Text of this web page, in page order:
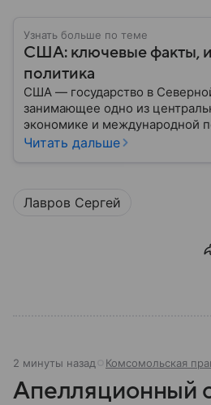
Узнать больше по теме
США: ключевые факты,
политика
США — государство в
занимающее одно из
экономике и международной
материале — основные
Читать дальше
Лавров Сергей
2 минуты назад Комсомольская
Апелляционный